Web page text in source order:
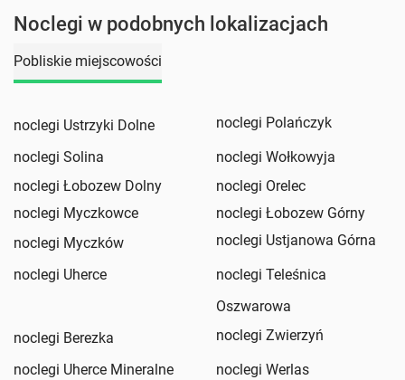
Noclegi w podobnych lokalizacjach
Pobliskie miejscowości
noclegi Ustrzyki Dolne
noclegi Polańczyk
noclegi Solina
noclegi Wołkowyja
noclegi Łobozew Dolny
noclegi Orelec
noclegi Myczkowce
noclegi Łobozew Górny
noclegi Myczków
noclegi Ustjanowa Górna
noclegi Uherce
noclegi Teleśnica
Oszwarowa
noclegi Berezka
noclegi Zwierzyń
noclegi Uherce Mineralne
noclegi Werlas